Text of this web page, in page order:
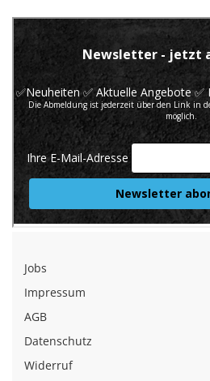
Jobs
Impressum
AGB
Datenschutz
Widerruf